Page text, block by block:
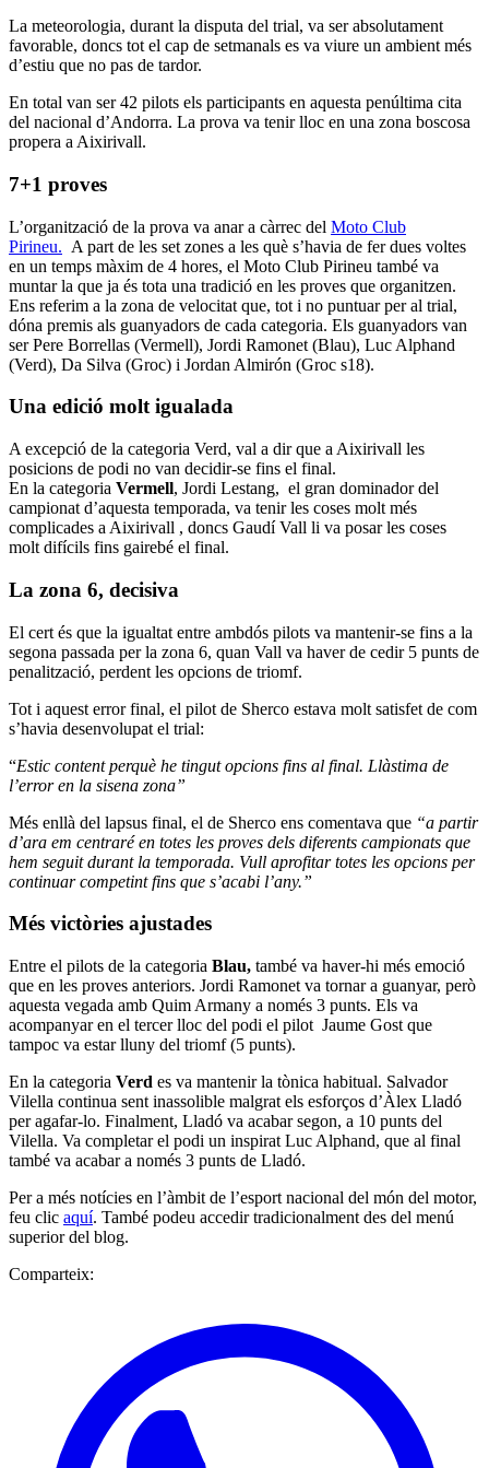
La meteorologia, durant la disputa del trial, va ser absolutament
favorable, doncs tot el cap de setmanals es va viure un ambient més
d’estiu que no pas de tardor.
En total van ser 42 pilots els participants en aquesta penúltima cita
del nacional d’Andorra. La prova va tenir lloc en una zona boscosa
propera a Aixirivall.
7+1 proves
L’organització de la prova va anar a càrrec del Moto Club
Pirineu. A part de les set zones a les què s’havia de fer dues voltes
en un temps màxim de 4 hores, el Moto Club Pirineu també va
muntar la que ja és tota una tradició en les proves que organitzen.
Ens referim a la zona de velocitat que, tot i no puntuar per al trial,
dóna premis als guanyadors de cada categoria. Els guanyadors van
ser Pere Borrellas (Vermell), Jordi Ramonet (Blau), Luc Alphand
(Verd), Da Silva (Groc) i Jordan Almirón (Groc s18).
Una edició molt igualada
A excepció de la categoria Verd, val a dir que a Aixirivall les
posicions de podi no van decidir-se fins el final.
En la categoria Vermell, Jordi Lestang, el gran dominador del
campionat d’aquesta temporada, va tenir les coses molt més
complicades a Aixirivall , doncs Gaudí Vall li va posar les coses
molt difícils fins gairebé el final.
La zona 6, decisiva
El cert és que la igualtat entre ambdós pilots va mantenir-se fins a la
segona passada per la zona 6, quan Vall va haver de cedir 5 punts de
penalització, perdent les opcions de triomf.
Tot i aquest error final, el pilot de Sherco estava molt satisfet de com
s’havia desenvolupat el trial:
“Estic content perquè he tingut opcions fins al final. Llàstima de
l’error en la sisena zona”
Més enllà del lapsus final, el de Sherco ens comentava que “a partir
d’ara em centraré en totes les proves dels diferents campionats que
hem seguit durant la temporada. Vull aprofitar totes les opcions per
continuar competint fins que s’acabi l’any.”
Més victòries ajustades
Entre el pilots de la categoria Blau, també va haver-hi més emoció
que en les proves anteriors. Jordi Ramonet va tornar a guanyar, però
aquesta vegada amb Quim Armany a només 3 punts. Els va
acompanyar en el tercer lloc del podi el pilot Jaume Gost que
tampoc va estar lluny del triomf (5 punts).
En la categoria Verd es va mantenir la tònica habitual. Salvador
Vilella continua sent inassolible malgrat els esforços d’Àlex Lladó
per agafar-lo. Finalment, Lladó va acabar segon, a 10 punts del
Vilella. Va completar el podi un inspirat Luc Alphand, que al final
també va acabar a només 3 punts de Lladó.
Per a més notícies en l’àmbit de l’esport nacional del món del motor,
feu clic aquí. També podeu accedir tradicionalment des del menú
superior del blog.
Comparteix: